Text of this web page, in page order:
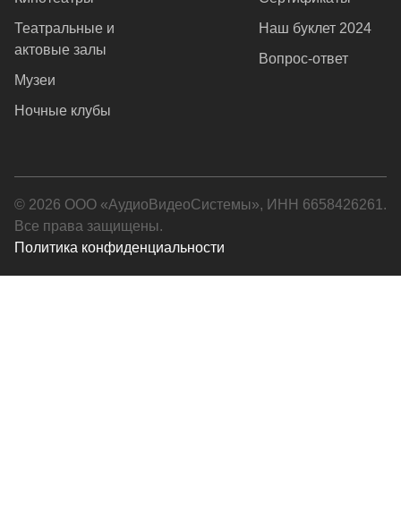
Театральные и
актовые залы
Музеи
Ночные клубы
Наш буклет 2024
Вопрос-ответ
© 2026 ООО «АудиоВидеоСистемы», ИНН 6658426261.
Все права защищены.
Политика конфиденциальности